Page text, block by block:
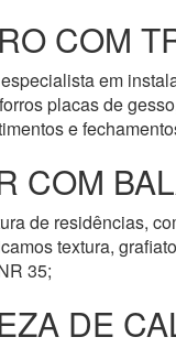
COM
em
placas de
e
COM
de residências,
textura,
35;
DE